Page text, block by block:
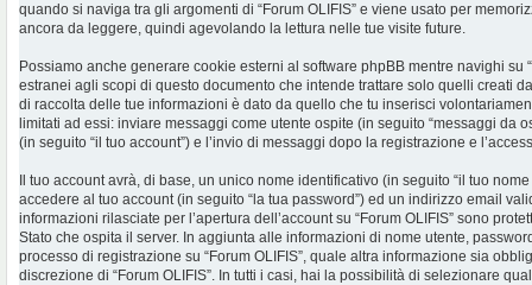
quando si naviga tra gli argomenti di “Forum OLIFIS” e viene usato per
ancora da leggere, quindi agevolando la lettura nelle tue visite future.
Possiamo anche generare cookie esterni al software phpBB mentre navighi su
estranei agli scopi di questo documento che intende trattare solo quelli creati
di raccolta delle tue informazioni è dato da quello che tu inserisci
limitati ad essi: inviare messaggi come utente ospite (in seguito “messaggi da
(in seguito “il tuo account”) e l’invio di messaggi dopo la registrazione e
Il tuo account avrà, di base, un unico nome identificativo (in seguito “il tuo
accedere al tuo account (in seguito “la tua password”) ed un indirizzo email
informazioni rilasciate per l’apertura dell’account su “Forum OLIFIS” sono
Stato che ospita il server. In aggiunta alle informazioni di nome utente,
processo di registrazione su “Forum OLIFIS”, quale altra informazione sia
discrezione di “Forum OLIFIS”. In tutti i casi, hai la possibilità di selezionare